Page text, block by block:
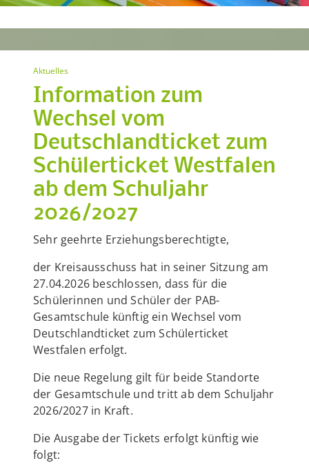
Aktuelles
Information zum
Wechsel vom
Deutschlandticket zum
Schülerticket Westfalen
ab dem Schuljahr
2026/2027
Sehr geehrte Erziehungsberechtigte,
der Kreisausschuss hat in seiner Sitzung am
27.04.2026 beschlossen, dass für die
Schülerinnen und Schüler der PAB-
Gesamtschule künftig ein Wechsel vom
Deutschlandticket zum Schülerticket
Westfalen erfolgt.
Die neue Regelung gilt für beide Standorte
der Gesamtschule und tritt ab dem Schuljahr
2026/2027 in Kraft.
Die Ausgabe der Tickets erfolgt künftig wie
folgt: